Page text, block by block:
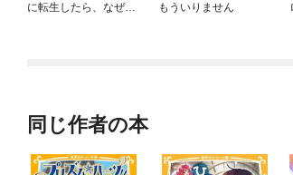
に転生したら、なぜか
もういりません
同じ作者の本